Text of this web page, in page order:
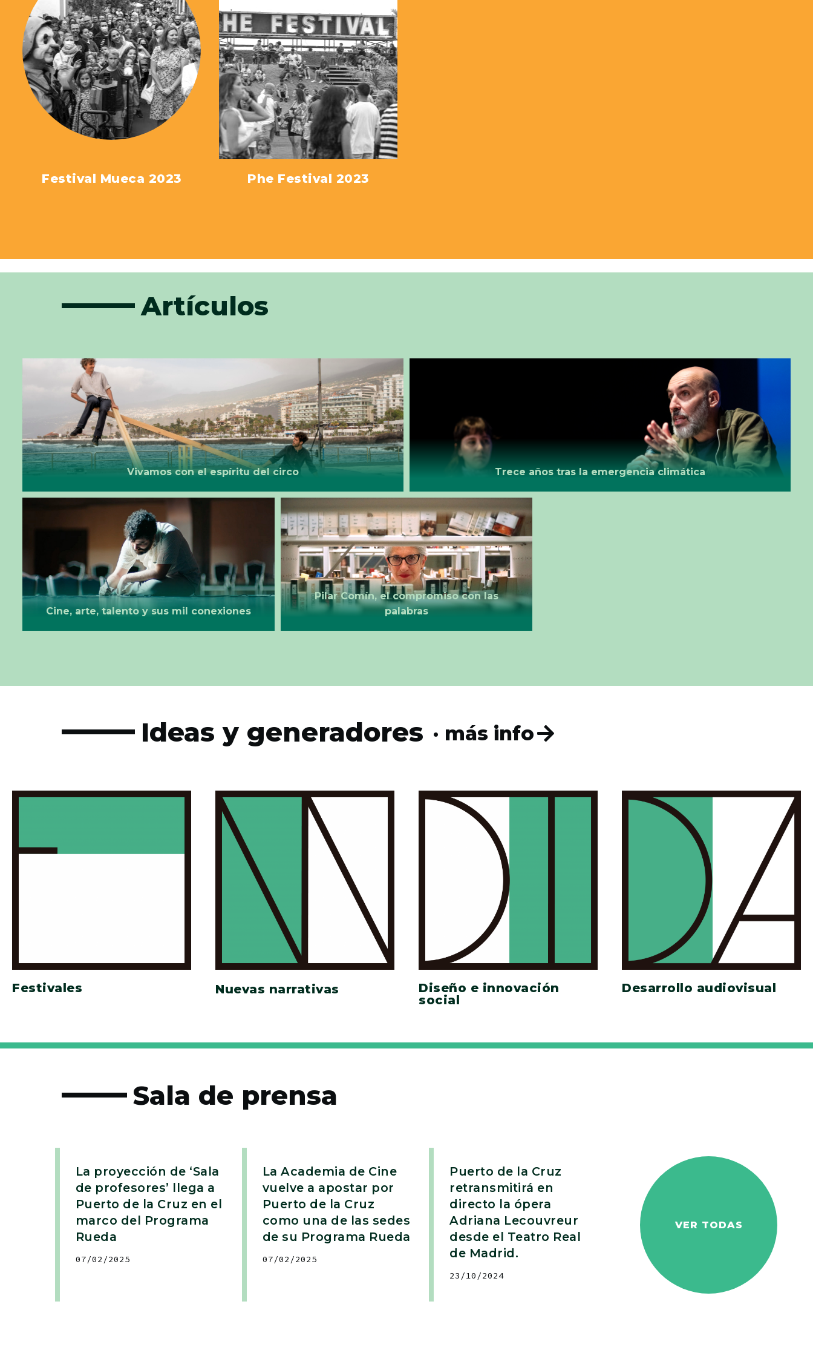
VER MÁS
Festival Mueca 2023
VER MÁS
Phe Festival 2023
Artículos
Vivamos con el espíritu del circo Trece años tras la emergencia climática
Cine, arte, talento y sus mil conexiones
Pilar Comín, el compromiso con las
palabras
Ideas y generadores · más info
Festivales Nuevas narrativas
Diseño e innovación
social
Desarrollo audiovisual
Sala de prensa
La proyección de ‘Sala
de profesores’ llega a
Puerto de la Cruz en el
marco del Programa
Rueda
07/02/2025
La Academia de Cine
vuelve a apostar por
Puerto de la Cruz
como una de las sedes
de su Programa Rueda
07/02/2025
Puerto de la Cruz
retransmitirá en
directo la ópera
Adriana Lecouvreur
desde el Teatro Real
de Madrid.
23/10/2024
VER TODAS